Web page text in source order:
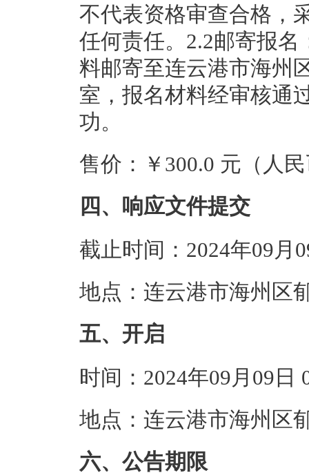
不代表资格审查合格，
任何责任。2.2邮寄报
料邮寄至连云港市海州
室，报名材料经审核通
功。
售价：￥300.0 元（人
四、响应文件提交
截止时间：2024年09月
地点：连云港市海州区
五、开启
时间：2024年09月09日
地点：连云港市海州区
六、公告期限